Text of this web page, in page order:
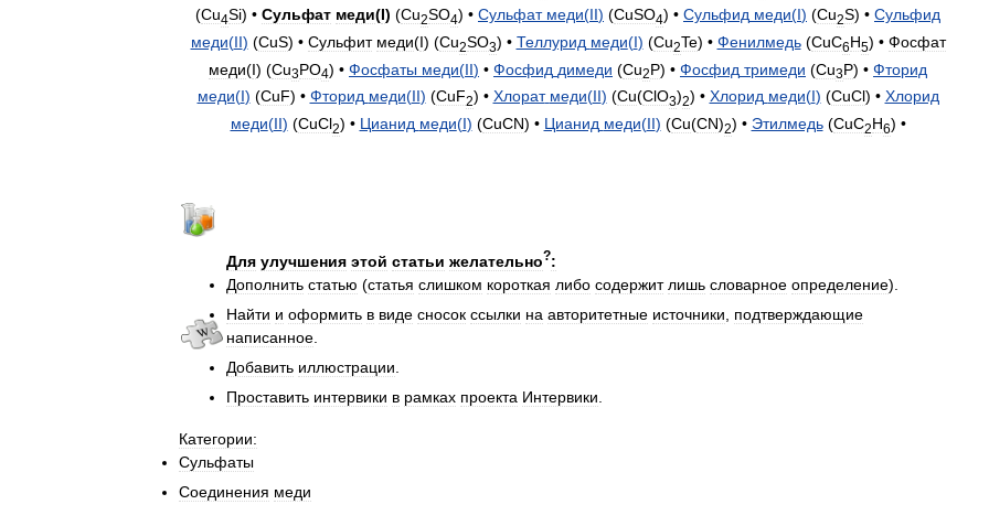
(Cu4Si) • Сульфат меди(I) (Cu2SO4) • Сульфат меди(II) (CuSO4) • Сульфид меди(I) (Cu2S) • Сульфид
меди(II) (CuS) • Сульфит меди(I) (Cu2SO3) • Теллурид меди(I) (Cu2Te) • Фенилмедь(CuC6H5) • Фосфат
меди(I) (Cu3PO4) • Фосфаты меди(II) • Фосфид димеди (Cu2P) • Фосфид тримеди (Cu3P) • Фторид
меди(I) (CuF) • Фторид меди(II) (CuF2) • Хлорат меди(II) (Cu(ClO3)2) • Хлорид меди(I) (CuCl) • Хлорид
меди(II) (CuCl2) • Цианид меди(I) (CuCN) • Цианид меди(II) (Cu(CN)2) • Этилмедь(CuC2H6) •
Для улучшения этой статьи желательно?:
Дополнить статью (статья слишком короткая либо содержит лишь словарное определение).
Найти и оформить в виде сносок ссылки на авторитетные источники
подтверждающие
написанное
Добавить иллюстрации
Проставить интервики в рамках проекта Интервики
Категории:
Сульфаты
Соединения меди